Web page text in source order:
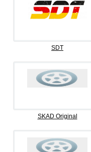
SDT
SKAD Original